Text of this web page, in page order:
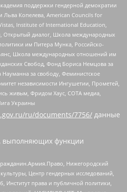
поддержки гендерной демократии
Копелева, American Councils for
Institute of International Education,
Открытый диалог, Школа международных
им Питера Мунка, Российско-
Школа международных отношений им
Свобод, Фонд Бориса Немцова за
за свободу, Феминистское
независимости Ингушетии, Прометей,
живым, Фридом Хаус, СОТА медиа,
Украины
ru/documents/7756/ данные
выполняющих функции
Нижегородский
Центр гендерных исследований,
Институт права и публичной политики,